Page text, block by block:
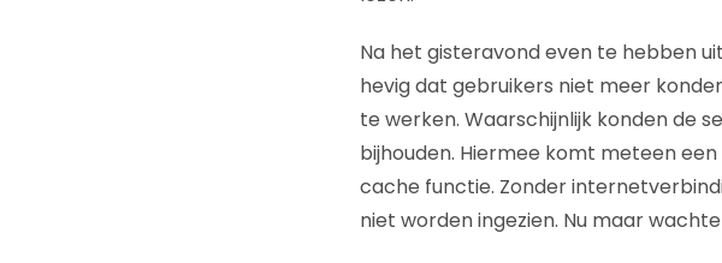
Na het gisteravond even te hebben
hevig dat gebruikers niet meer
te werken. Waarschijnlijk konden de
bijhouden. Hiermee komt meteen
cache functie. Zonder
niet worden ingezien. Nu maar